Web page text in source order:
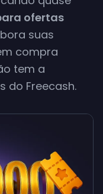
ofertas
suas
compra
tem a
do Freecash.